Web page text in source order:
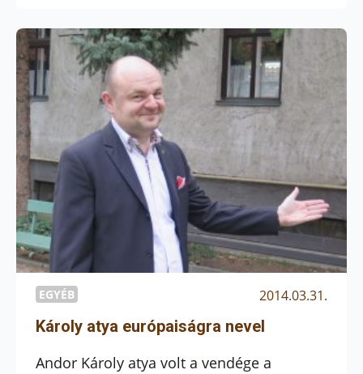
alkalmából készült, és március 30-án a
Hitvilág c. műsorban elhangzott
összeállítást itt meghallgathatja.
EGYÉB 2014.03.31.
Károly atya európaiságra nevel
Andor Károly atya volt a vendége a